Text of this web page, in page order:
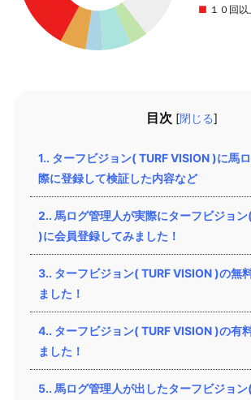
■ １０回
目次 [閉じる]
1. ターフビジョン( TURF VISION )に馬
際に登録して検証した内容など
2. 馬ログ管理人が実際にターフビジョン
)に会員登録してみました！
3. ターフビジョン( TURF VISION )の無
ました！
4. ターフビジョン( TURF VISION )の有
ました！
5. 馬ログ管理人が出したターフビジョン